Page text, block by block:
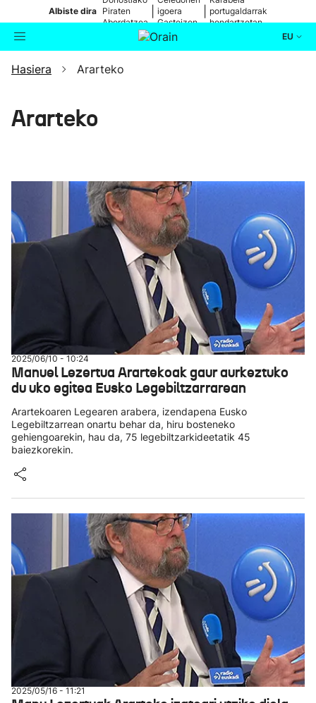
Albiste dira Piraten
Abordatzea
igoera
Gasteizen
portugaldarrak
hondartzetan
EU
Bilatzailea
Ikusmiran
Eguraldia
Hasiera Ararteko
Ararteko
2025/06/10 - 10:24
Manuel Lezertua Arartekoak gaur aurkeztuko
du uko egitea Eusko Legebiltzarrarean
Arartekoaren Legearen arabera, izendapena Eusko
Legebiltzarrean onartu behar da, hiru bosteneko
gehiengoarekin, hau da, 75 legebiltzarkideetatik 45
baiezkorekin.
2025/05/16 - 11:21